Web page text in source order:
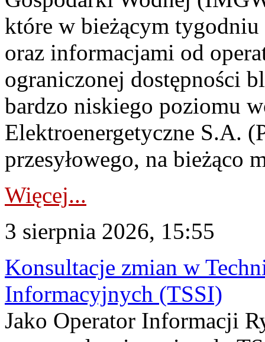
które w bieżącym tygodniu
oraz informacjami od
ograniczonej dostępności
bardzo niskiego poziomu
Elektroenergetyczne S.A.
przesyłowego, na bieżąco
Więcej...
3 sierpnia 2026, 15:55
Konsultacje zmian w
Informacyjnych (TSSI)
Jako Operator Informacji